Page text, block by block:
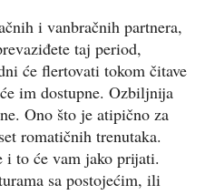
i vanbračnih partnera,
taj period,
će flertovati tokom čitave
im dostupne. Ozbiljnija
Ono što je atipično za
romatičnih trenutaka.
i to će vam jako prijati.
sa postojećim, ili